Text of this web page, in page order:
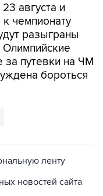
августа и
чемпионату
разыграны
за путевки на ЧМ
бороться
ленту
новостей сайта